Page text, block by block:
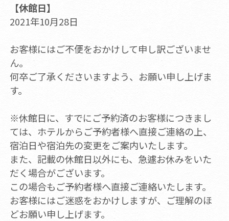
【休館日】
2021年10月28日
お客様にはご不便をおかけして申し訳ございませ
ん。
何卒ご了承くださいますよう、お願い申し上げま
す。
※休館日に、すでにご予約済のお客様につきまし
ては、ホテルからご予約者様へ直接ご連絡の上、
宿泊日や宿泊先の変更をご案内いたします。
また、記載の休館日以外にも、急遽お休みをいた
だく場合がございます。
この場合もご予約者様へ直接ご連絡いたします。
お客様にはご迷惑をおかけしますが、ご理解のほ
どお願い申し上げます。